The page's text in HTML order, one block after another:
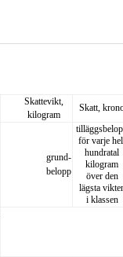
Skattevikt,
kilogram
Skatt,
grund-
belopp
för varje
hundratal
kilogram
över den
lägsta
i klassen